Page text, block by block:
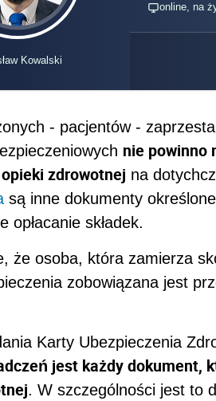
Kowalski
online, na
- pacjentów -
nie powinno
zdrowotnej na
są inne dokumenty
opłacanie składek.
że osoba, która zamierza
zobowiązana jest
Karty Ubezpieczenia
jest każdy dokument,
. W szczególności jest to